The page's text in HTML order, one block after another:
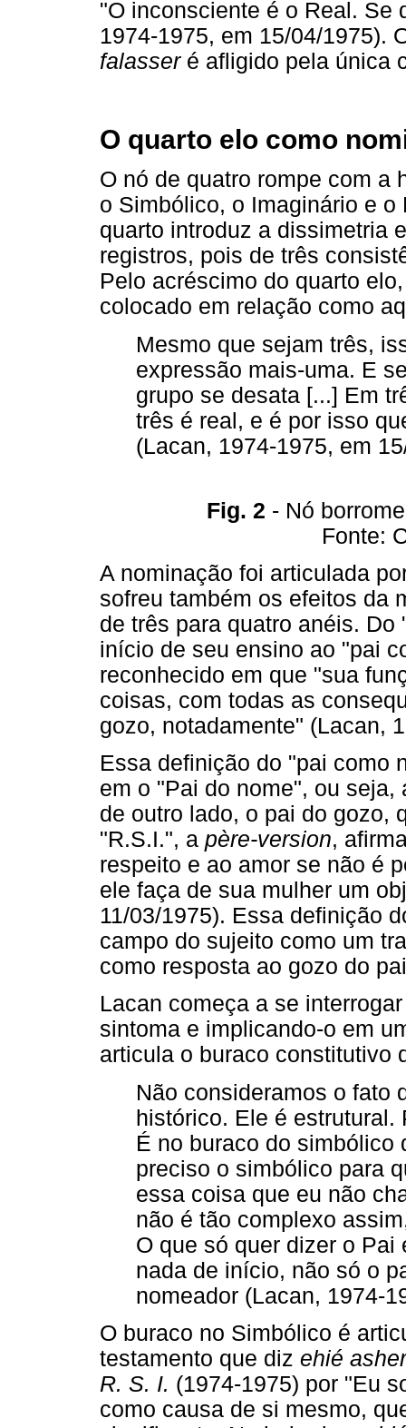
"O inconsciente é o Real. Se
1974-1975, em 15/04/1975).
falasseré afligido pela única
O quarto elo como
O nó de quatro rompe com a
o Simbólico, o Imaginário e
quarto introduz a dissimetria
registros, pois de três
Pelo acréscimo do quarto
colocado em relação como
Mesmo que sejam três,
expressão mais-uma. E
grupo se desata [...] Em
três é real, e é por isso
(Lacan, 1974-1975, em
Fig. 2 - Nó
Fonte:
A nominação foi articulada
sofreu também os efeitos da
de três para quatro anéis.
início de seu ensino ao "pai
reconhecido em que "sua
coisas, com todas as
gozo, notadamente" (Lacan,
Essa definição do "pai como
em o "Pai do nome", ou
de outro lado, o pai do gozo,
"R.S.I.", a père-version,
respeito e ao amor se não é
ele faça de sua mulher um
11/03/1975). Essa definição
campo do sujeito como um
como resposta ao gozo do
Lacan começa a se
sintoma e implicando-o em
articula o buraco constitutivo
Não consideramos o fato
histórico. Ele é estrutural.
É no buraco do simbólico
preciso o simbólico para
essa coisa que eu não
não é tão complexo
O que só quer dizer o Pai
nada de início, não só o
nomeador (Lacan, 1974-
O buraco no Simbólico é
testamento que diz ehié
R. S. I. (1974-1975) por "Eu
como causa de si mesmo,